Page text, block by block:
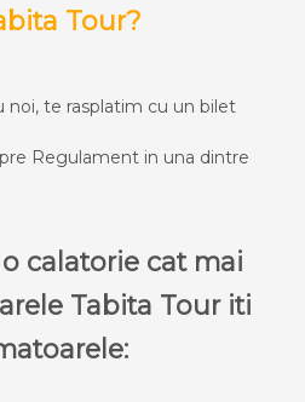
Tour?
noi, te rasplatim cu un bilet
Regulament in una dintre
calatorie cat mai
Tabita Tour iti